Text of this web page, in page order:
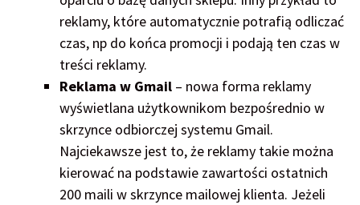
reklamy, które automatycznie potrafią odliczać
czas, np do końca promocji i podają ten czas w
treści reklamy.
Reklama w Gmail – nowa forma reklamy
wyświetlana użytkownikom bezpośrednio w
skrzynce odbiorczej systemu Gmail.
Najciekawsze jest to, że reklamy takie można
kierować na podstawie zawartości ostatnich
200 maili w skrzynce mailowej klienta. Jeżeli